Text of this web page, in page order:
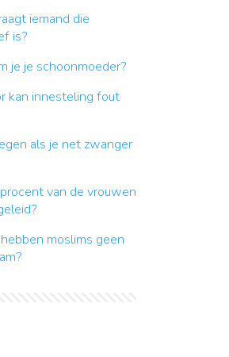
iemand die
is?
je je schoonmoeder?
kan innesteling fout
als je net zwanger
van de vrouwen
moslims geen